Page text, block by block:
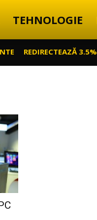
TEHNOLOGIE
REDIRECTEAZĂ 3.5%